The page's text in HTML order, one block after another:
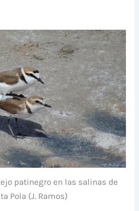
patinegro en las salinas de
Pola (J. Ramos)